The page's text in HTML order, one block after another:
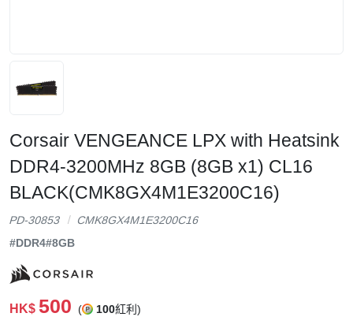
Corsair VENGEANCE LPX with Heatsink
DDR4-3200MHz 8GB (8GB x1) CL16
BLACK(CMK8GX4M1E3200C16)
PD-30853
CMK8GX4M1E3200C16
#DDR4#8GB
HK$ 500 ( 100紅利)